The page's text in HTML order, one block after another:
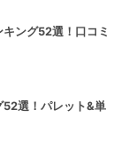
ング52選！口コミ
52選！パレット&単